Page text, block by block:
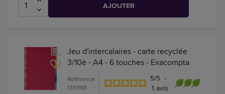
AJOUTER
Jeu d'intercalaires - carte recyclée
3/10è - A4 - 6 touches - Exacompta
Référence :
135988
5/5 -
1 avis